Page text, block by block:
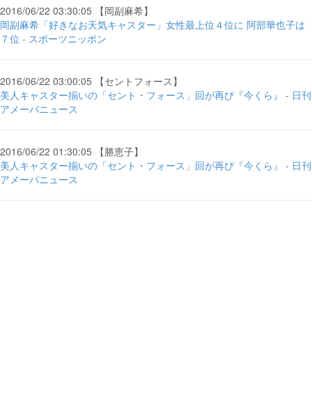
2016/06/22 03:30:05 【岡副麻希】
岡副麻希「好きなお天気キャスター」女性最上位４位に 阿部華也子は
７位 - スポーツニッポン
2016/06/22 03:00:05 【セントフォース】
美人キャスター揃いの「セント・フォース」回が再び『今くら』 - 日刊
アメーバニュース
2016/06/22 01:30:05 【勝恵子】
美人キャスター揃いの「セント・フォース」回が再び『今くら』 - 日刊
アメーバニュース